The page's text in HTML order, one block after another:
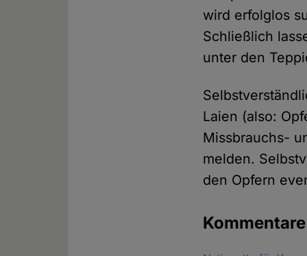
wird erfolglos
Schließlich
unter den
Laien (also:
Missbrauchs-
melden.
den Opfern
Kommentare